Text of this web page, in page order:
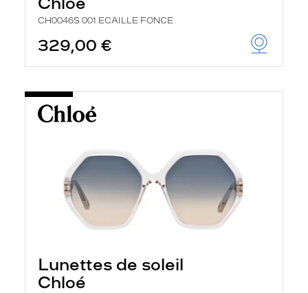
CH0046S 001 ECAILLE FONCE
329,00 €
Lunettes de soleil
Chloé